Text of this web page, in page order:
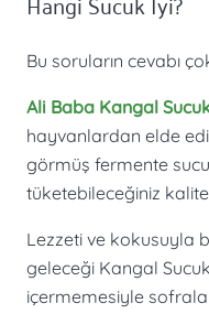
Bu soruların cevabı
Ali Baba Kangal
hayvanlardan elde
görmüş fermente
tüketebileceğiniz
Lezzeti ve kokusuyla
geleceği Kangal
içermemesiyle